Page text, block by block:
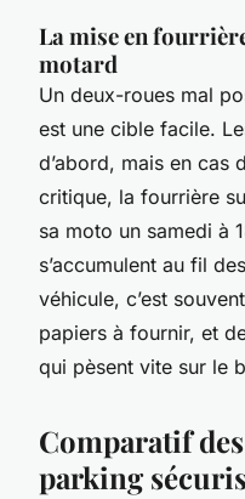
La mise en
motard
Un deux-roues mal
est une cible facile.
d’abord, mais en cas
critique, la fourrière
sa moto un samedi à
s’accumulent au fil
véhicule, c’est
papiers à fournir, et
qui pèsent vite sur le
Comparatif
parking